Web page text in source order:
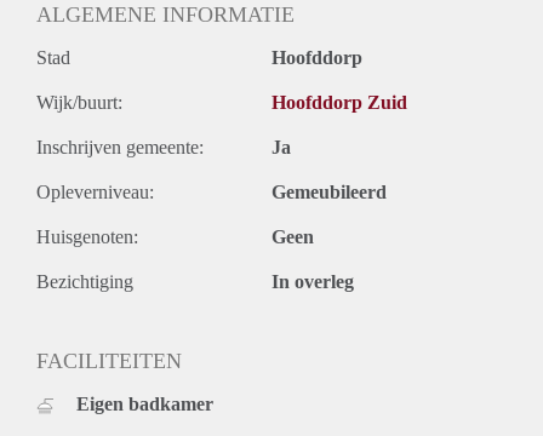
ALGEMENE INFORMATIE
Stad Hoofddorp
Wijk/buurt: Hoofddorp Zuid
Inschrijven gemeente: Ja
Opleverniveau: Gemeubileerd
Huisgenoten: Geen
Bezichtiging In overleg
FACILITEITEN
Eigen badkamer